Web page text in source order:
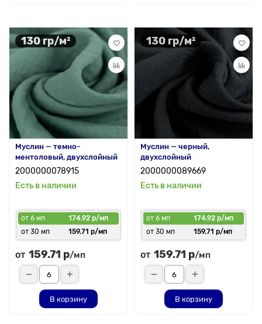
130 гр/м²
Муслин — темно-
ментоловый, двухслойный
2000000078915
Есть в наличии
от 6 мп
174.92 р/мп
от 30 мп
159.71 р/мп
от 159.71 р/мп
В корзину
130 гр/м²
Муслин — черный,
двухслойный
2000000089669
Есть в наличии
от 6 мп
174.92 р/мп
от 30 мп
159.71 р/мп
от 159.71 р/мп
В корзину